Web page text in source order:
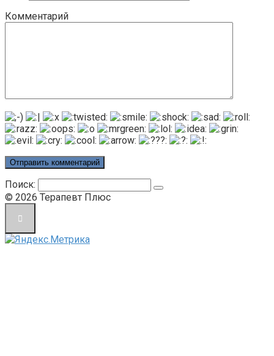
Комментарий
Поиск:
© 2026 Терапевт Плюс